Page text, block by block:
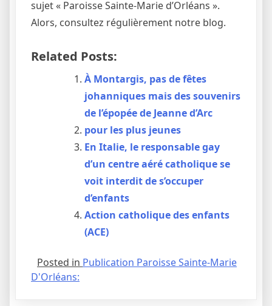
sujet « Paroisse Sainte-Marie d’Orléans ».
Alors, consultez régulièrement notre blog.
Related Posts:
À Montargis, pas de fêtes
johanniques mais des souvenirs
de l’épopée de Jeanne d’Arc
pour les plus jeunes
En Italie, le responsable gay
d’un centre aéré catholique se
voit interdit de s’occuper
d’enfants
Action catholique des enfants
(ACE)
Posted in Publication Paroisse Sainte-Marie
D'Orléans: